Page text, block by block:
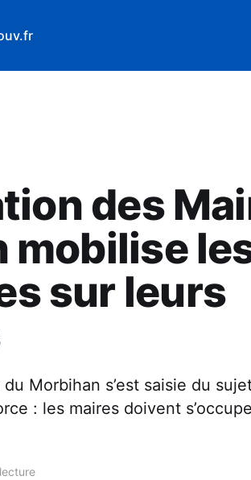
des
mobilise
sur leurs
Morbihan s’est saisie du
: les maires doivent